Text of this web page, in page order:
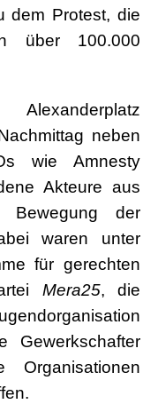
dem Protest, die
über 100.000
neben
wie Amnesty
Akteure aus
Bewegung der
waren unter
für gerechten
Mera25, die
Gewerkschafter
Organisationen